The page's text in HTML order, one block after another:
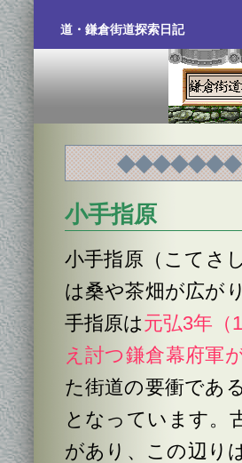
道・鎌倉街道探索日記
小手指原
小手指原（こてさ
は桑や茶畑が広が
手指原は元弘3年（
え討つ鎌倉幕府軍
た街道の要衝であ
となっています。
があり、この辺り